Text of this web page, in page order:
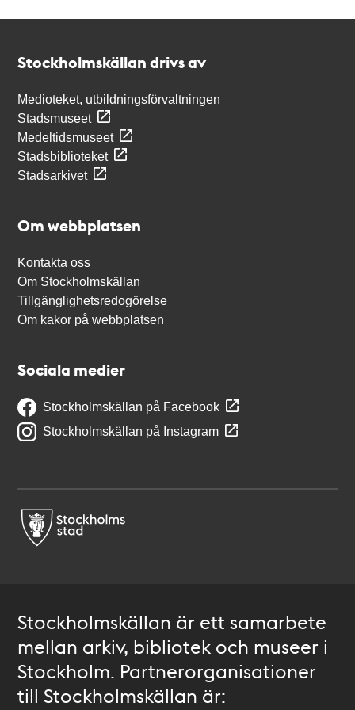
Stockholmskällan drivs av
Medioteket, utbildningsförvaltningen
Stadsmuseet
Medeltidsmuseet
Stadsbiblioteket
Stadsarkivet
Om webbplatsen
Kontakta oss
Om Stockholmskällan
Tillgänglighetsredogörelse
Om kakor på webbplatsen
Sociala medier
Stockholmskällan på Facebook
Stockholmskällan på Instagram
Stockholmskällan är ett samarbete
mellan arkiv, bibliotek och museer i
Stockholm. Partnerorganisationer
till Stockholmskällan är: